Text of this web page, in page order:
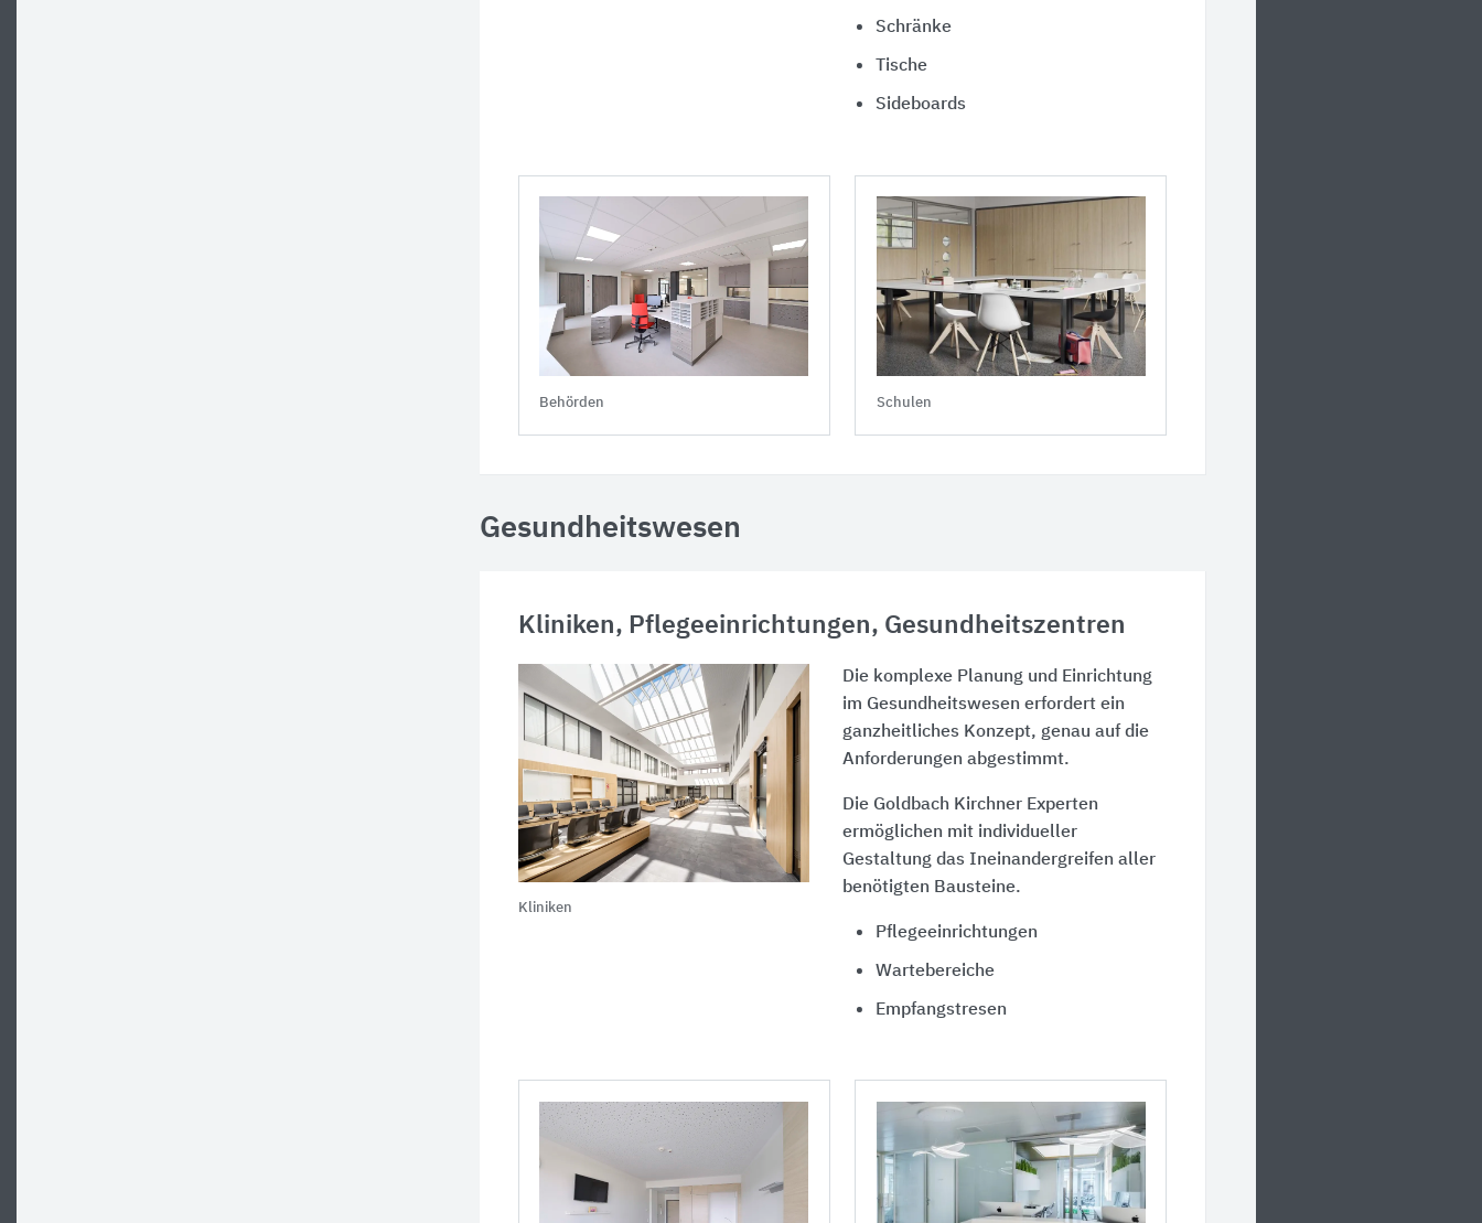
Schränke
Tische
Sideboards
Behörden Schulen
Gesundheitswesen
Kliniken, Pflegeeinrichtungen, Gesundheitszentren
Kliniken
Die komplexe Planung und Einrichtung
im Gesundheitswesen erfordert ein
ganzheitliches Konzept, genau auf die
Anforderungen abgestimmt.
Die Goldbach Kirchner Experten
ermöglichen mit individueller
Gestaltung das Ineinandergreifen aller
benötigten Bausteine.
Pflegeeinrichtungen
Wartebereiche
Empfangstresen